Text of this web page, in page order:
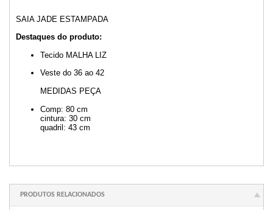
SAIA JADE ESTAMPADA
Destaques do produto:
Tecido MALHA LIZ
Veste do 36 ao 42
MEDIDAS PEÇA
Comp: 80 cm
cintura: 30 cm
quadril: 43 cm
PRODUTOS RELACIONADOS